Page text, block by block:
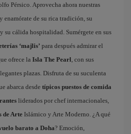
Pérsico. Aprovecha ahora nuestras
y enamórate de su rica tradición, su
su cálida hospitalidad. Sumérgete en sus
‘majlis’ para después admirar el
ofrece la Isla The Pearl , con sus
plazas. Disfruta de su suculenta
abarca desde típicos puestos de comida
liderados por chef internacionales,
de Arte Islámico y Arte Moderno. ¿A qué
barato a Doha? Emoción,